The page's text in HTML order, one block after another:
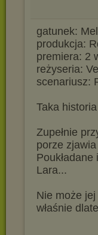
gatunek:
produkcja:
premiera: 2
reżyseria:
scenariusz:
Taka
Zupełnie
porze
Lara...
Nie może
właśnie